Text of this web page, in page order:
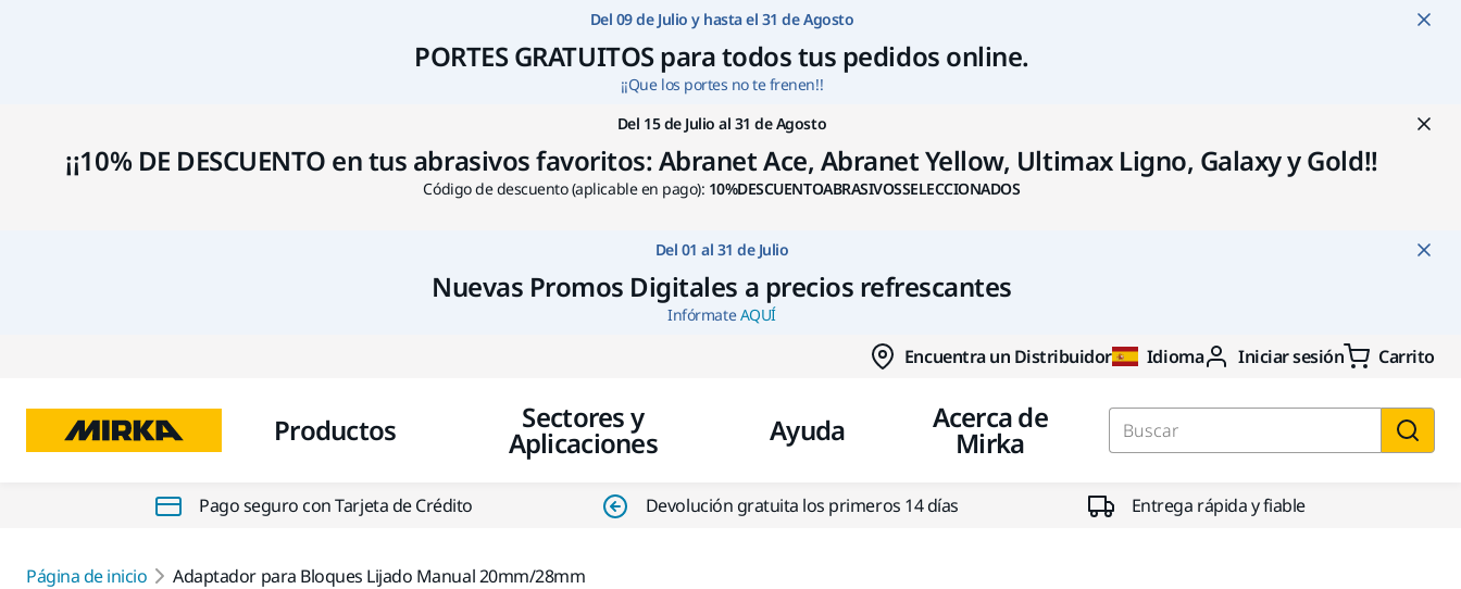
Ir a contenido
Del 09 de Julio y hasta el 31 de Agosto
PORTES GRATUITOS para todos tus pedidos online.
¡¡Que los portes no te frenen!!
Del 15 de Julio al 31 de Agosto
¡¡10% DE DESCUENTO en tus abrasivos favoritos: Abranet Ace, Abranet Yellow, Ultimax Ligno, Galaxy y Gold!!
Código de descuento (aplicable en pago): 10%DESCUENTOABRASIVOSSELECCIONADOS
Del 01 al 31 de Julio
Nuevas Promos Digitales a precios refrescantes
InfórmateAQUÍ
Encuentra un Distribuidor Idioma Iniciar sesión Carrito
Productos Sectores y
Aplicaciones Ayuda Acerca de
Mirka Buscar
Pago seguro con Tarjeta de Crédito Devolución gratuita los primeros 14 días Entrega rápida y fiable
Página de inicio Adaptador para Bloques Lijado Manual 20mm/28mm